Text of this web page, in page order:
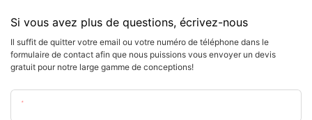
Si vous avez plus de questions, écrivez-nous
Il suffit de quitter votre email ou votre numéro de téléphone dans le
formulaire de contact afin que nous puissions vous envoyer un devis
gratuit pour notre large gamme de conceptions!